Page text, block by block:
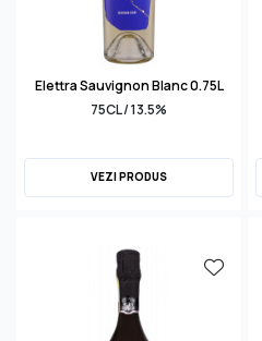
Elettra Sauvignon Blanc 0.75L
75CL / 13.5%
VEZI PRODUS